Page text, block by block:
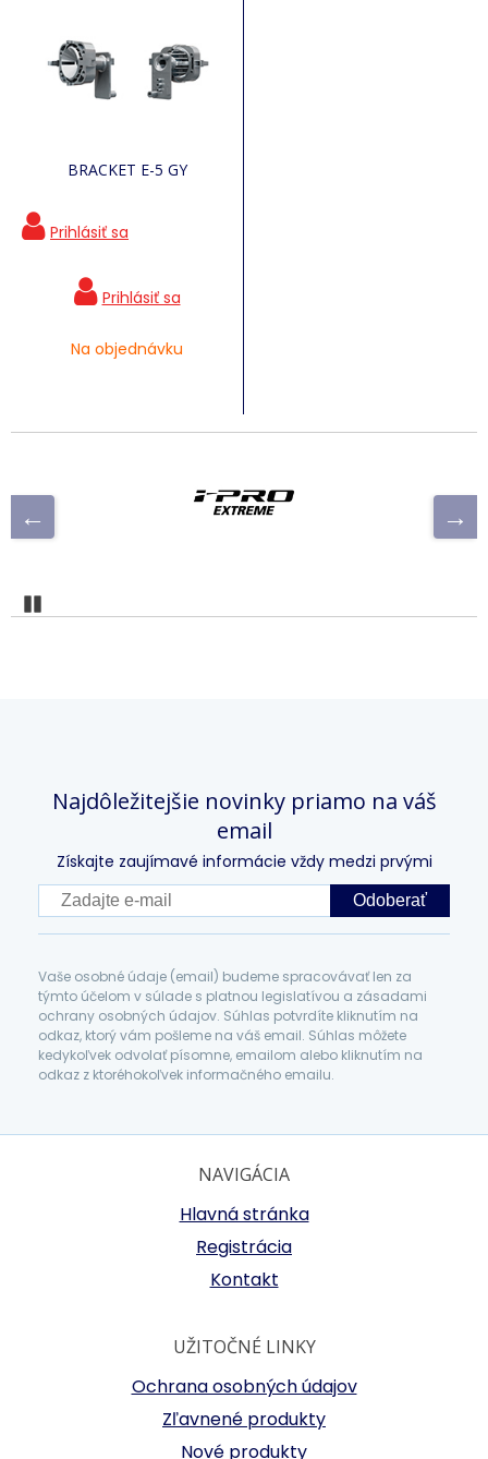
BRACKET E-5 GY
Na objednávku
Najdôležitejšie novinky priamo na váš
email
Získajte zaujímavé informácie vždy medzi prvými
Odoberať
Vaše osobné údaje (email) budeme spracovávať len za
týmto účelom v súlade s platnou legislatívou a zásadami
ochrany osobných údajov. Súhlas potvrdíte kliknutím na
odkaz, ktorý vám pošleme na váš email. Súhlas môžete
kedykoľvek odvolať písomne, emailom alebo kliknutím na
odkaz z ktoréhokoľvek informačného emailu.
NAVIGÁCIA
Hlavná stránka
Registrácia
Kontakt
UŽITOČNÉ LINKY
Ochrana osobných údajov
Zľavnené produkty
Nové produkty